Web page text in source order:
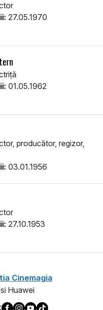
27.05.1970
01.05.1962
producător, regizor,
03.01.1956
27.10.1953
Cinemagia
Huawei